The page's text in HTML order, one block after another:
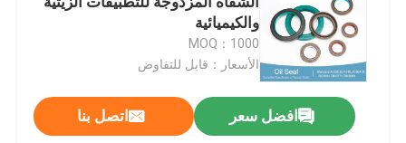
والكيميائية
MOQ：1000
الأسعار：قابل للتفاوض
افضل سعر اتصل بنا